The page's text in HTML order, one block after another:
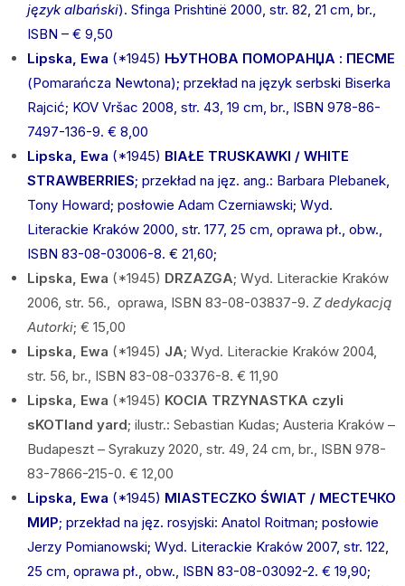
język albański). Sfinga Prishtinë 2000, str. 82, 21 cm, br.,
ISBN – € 9,50
Lipska, Ewa (*1945) ЊУТНОВА ПОМОРАНЏА : ПЕСМЕ
(Pomarańcza Newtona); przekład na język serbski Biserka
Rajcić; KOV Vršac 2008, str. 43, 19 cm, br., ISBN 978-86-
7497-136-9. € 8,00
Lipska, Ewa (*1945) BIAŁE TRUSKAWKI / WHITE
STRAWBERRIES; przekład na jęz. ang.: Barbara Plebanek,
Tony Howard; posłowie Adam Czerniawski; Wyd.
Literackie Kraków 2000, str. 177, 25 cm, oprawa pł., obw.,
ISBN 83-08-03006-8. € 21,60;
Lipska, Ewa (*1945) DRZAZGA; Wyd. Literackie Kraków
2006, str. 56., oprawa, ISBN 83-08-03837-9. Z dedykacją
Autorki; € 15,00
Lipska, Ewa (*1945) JA; Wyd. Literackie Kraków 2004,
str. 56, br., ISBN 83-08-03376-8. € 11,90
Lipska, Ewa (*1945) KOCIA TRZYNASTKA czyli
sKOTland yard; ilustr.: Sebastian Kudas; Austeria Kraków –
Budapeszt – Syrakuzy 2020, str. 49, 24 cm, br., ISBN 978-
83-7866-215-0. € 12,00
Lipska, Ewa (*1945) MIASTECZKO ŚWIAT / МЕСТЕЧКО
МИР; przekład na jęz. rosyjski: Anatol Roitman; posłowie
Jerzy Pomianowski; Wyd. Literackie Kraków 2007, str. 122,
25 cm, oprawa pł., obw., ISBN 83-08-03092-2. € 19,90;